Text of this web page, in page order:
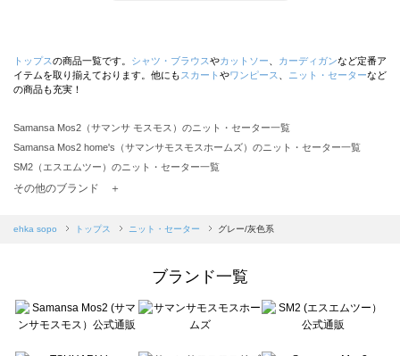
トップスの商品一覧です。 シャツ・ブラウスやカットソー カーディガンなど定番ア
イテムを取り揃えております。他にも スカート やワンピース ニット・セーターなど
の商品も充実！
Samansa Mos2（サマンサ モスモス）のニット・セーター一覧
Samansa Mos2 home's（サマンサモスモスホームズ）のニット・セーター一覧
SM2（エスエムツー）のニット・セーター一覧
Samansa Mos2 blue（サマンサモスモス ブルー）のニット・セーター一覧
sō4ū（ソウフォーユー）のニット・セーター一覧
Te chichi（テチチ）のニット・セーター一覧
Te chichi CLASSIC（テチチ クラシック）のニット・セーター一覧
その他のブランド ＋
ehka sopo トップス ニット・セーター グレー/灰色系
ブランド一覧